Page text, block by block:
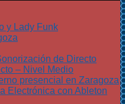
y Lady Funk
de Directo
– Nivel Medio
presencial en Zaragoza
Electrónica con Ableton